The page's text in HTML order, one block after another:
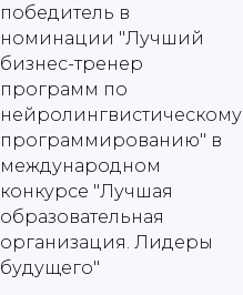
победитель в
номинации "Лучший
бизнес-тренер
программ по
нейролингвистическому
программированию" в
международном
конкурсе "Лучшая
образовательная
организация. Лидеры
будущего"